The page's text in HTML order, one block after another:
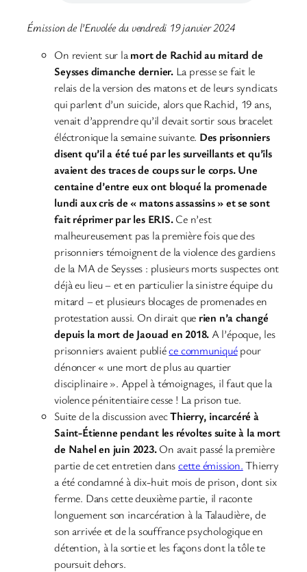
Émission de l’Envolée du vendredi 19 janvier 2024
On revient sur lamort de Rachid au mitard de
Seysses dimanche dernier. La presse se fait le
relais de la version des matons et de leurs syndicats
qui parlent d’un suicide, alors que Rachid, 19 ans,
venait d’apprendre qu’il devait sortir sous bracelet
éléctronique la semaine suivante. Des prisonniers
disent qu’il a été tué par les surveillants et qu’ils
avaient des traces de coups sur le corps. Une
centaine d’entre eux ont bloqué la promenade
lundi aux cris de « matons assassins » et se sont
fait réprimer par les ERIS.Ce n’est
malheureusement pas la première fois que des
prisonniers témoignent de la violence des gardiens
de la MA de Seysses : plusieurs morts suspectes ont
déjà eu lieu – et en particulier la sinistre équipe du
mitard – et plusieurs blocages de promenades en
protestation aussi. On dirait que rien n’a changé
depuis la mort de Jaouad en 2018. A l’époque, les
prisonniers avaient publiéce communiquépour
dénoncer « une mort de plus au quartier
disciplinaire ». Appel à témoignages, il faut que la
violence pénitentiaire cesse ! La prison tue.
Suite de la discussion avecThierry, incarcéré à
Saint-Étienne pendant les révoltes suite à la mort
de Nahel en juin 2023.On avait passé la première
partie de cet entretien danscette émission.Thierry
a été condamné à dix-huit mois de prison, dont six
ferme. Dans cette deuxième partie, il raconte
longuement son incarcération à la Talaudière, de
son arrivée et de la souffrance psychologique en
détention, à la sortie et les façons dont la tôle te
poursuit dehors.